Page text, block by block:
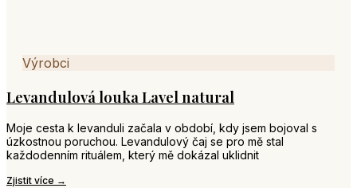
Výrobci
Levandulová louka Lavel natural
Moje cesta k levanduli začala v období, kdy jsem bojoval s
úzkostnou poruchou. Levandulový čaj se pro mě stal
každodenním rituálem, který mě dokázal uklidnit
Zjistit více →